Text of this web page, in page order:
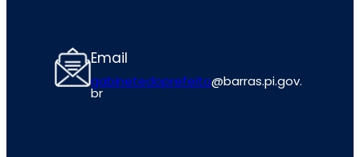
Email
gabinetedoprefeito@barras.pi.gov.
br